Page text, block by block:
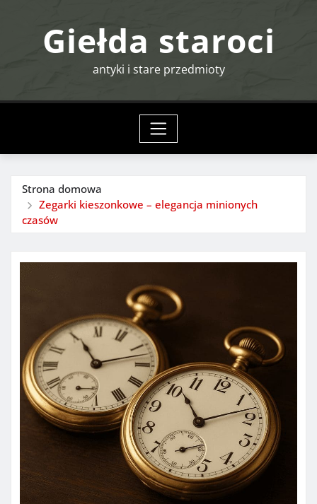
Giełda staroci
antyki i stare przedmioty
Strona domowa
Zegarki kieszonkowe – elegancja minionych
czasów